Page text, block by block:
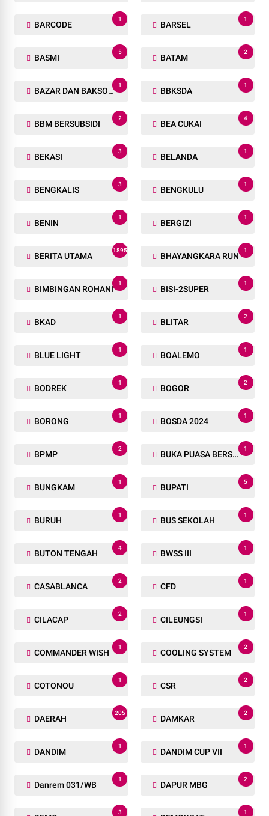
BARCODE
1
BARSEL
1
BASMI
5
BATAM
2
BAZAR DAN BAKSOS RAMADHAN
1
BBKSDA
1
BBM BERSUBSIDI
2
BEA CUKAI
4
BEKASI
3
BELANDA
1
BENGKALIS
3
BENGKULU
1
BENIN
1
BERGIZI
1
BERITA UTAMA
1895
BHAYANGKARA RUN
1
BIMBINGAN ROHANI
1
BISI-2SUPER
1
BKAD
1
BLITAR
2
BLUE LIGHT
1
BOALEMO
1
BODREK
1
BOGOR
2
BORONG
1
BOSDA 2024
1
BPMP
2
BUKA PUASA BERSAMA
1
BUNGKAM
1
BUPATI
5
BURUH
1
BUS SEKOLAH
1
BUTON TENGAH
4
BWSS III
1
CASABLANCA
2
CFD
1
CILACAP
2
CILEUNGSI
1
COMMANDER WISH
1
COOLING SYSTEM
2
COTONOU
1
CSR
2
DAERAH
205
DAMKAR
2
DANDIM
1
DANDIM CUP VII
1
Danrem 031/WB
1
DAPUR MBG
2
3 1